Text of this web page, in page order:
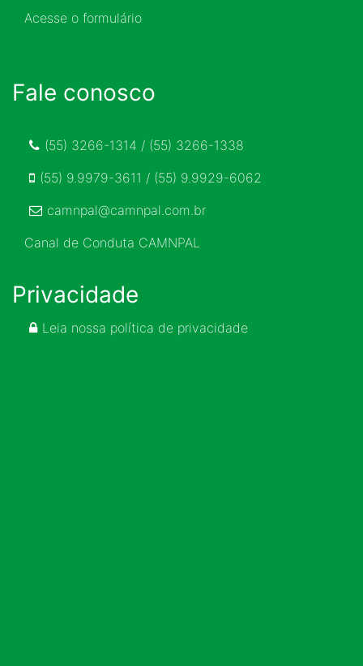
Acesse o formulário
Fale conosco
(55) 3266-1314 / (55) 3266-1338
(55) 9.9979-3611 / (55) 9.9929-6062
camnpal@camnpal.com.br
Canal de Conduta CAMNPAL
Privacidade
Leia nossa política de privacidade